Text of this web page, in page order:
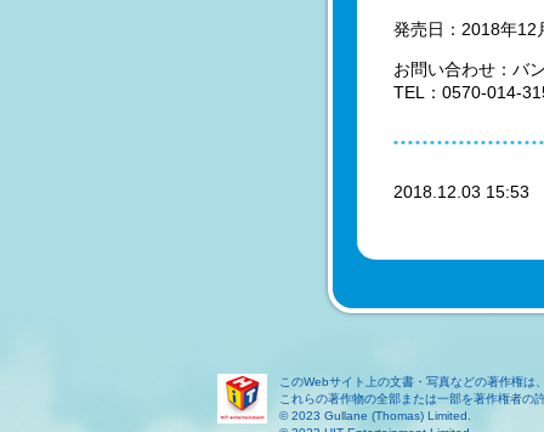
発売日：2018年12
お問い合わせ：バ
TEL：0570-014-
2018.12.03
このWebサイト上の文書・写真などの著作権
これらの著作物の全部または一部を著作権者の
© 2023 Gullane (Thomas) Limited.